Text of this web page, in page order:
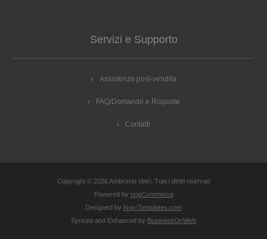
Servizi e Supporto
Assistenza post-vendita
FAQ/Domande e Risposte
Contatti
Copyright © 2026 Ambrosio Vetri. Tutti i diritti riservati
Powered by nopCommerce
Designed by Nop-Templates.com
Synced and Enhanced by BusinessOnWeb